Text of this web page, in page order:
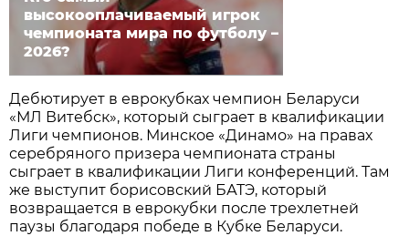
высокооплачиваемый игрок
чемпионата мира по футболу –
2026?
Дебютирует в еврокубках чемпион Беларуси
«МЛ Витебск», который сыграет в квалификации
Лиги чемпионов. Минское «Динамо» на правах
серебряного призера чемпионата страны
сыграет в квалификации Лиги конференций. Там
же выступит борисовский БАТЭ, который
возвращается в еврокубки после трехлетней
паузы благодаря победе в Кубке Беларуси.